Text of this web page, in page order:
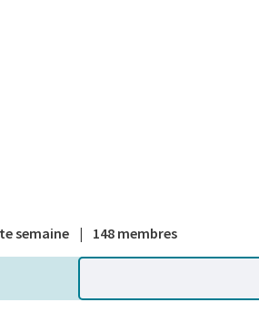
semaine | 148 membres